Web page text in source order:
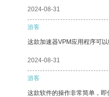
2024-08-31
游客
这款加速器VPM应用程序可
2024-08-31
游客
这款软件的操作非常简单，即